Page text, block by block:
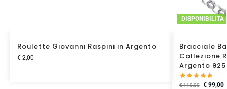
Roulette Giovanni Raspini in Argento
€2,00
DISPONIBILITA
Bracciale
Collezione
Argento 925
€110,00 €99,00